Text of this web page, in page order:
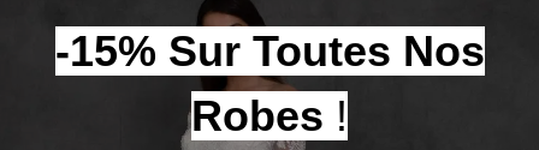
-15% Sur Toutes Nos
Robes !